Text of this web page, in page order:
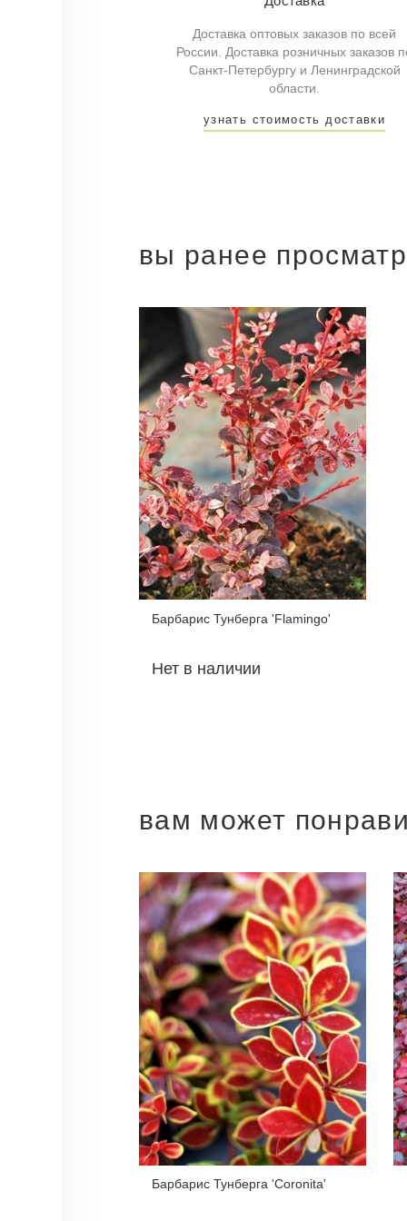
Доставка оптовых заказов по всей
России. Доставка розничных заказов
Санкт-Петербургу и Ленинградской
области.
узнать стоимость доставки
вы ранее
Барбарис Тунберга 'Flamingo'
Нет в наличии
вам может
Барбарис Тунберга 'Coronita'